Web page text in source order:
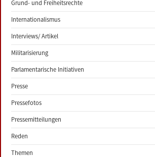
Grund- und Freiheitsrechte
Internationalismus
Interviews/ Artikel
Militarisierung
Parlamentarische Initiativen
Presse
Pressefotos
Pressemitteilungen
Reden
Themen